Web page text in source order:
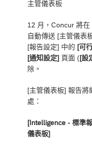
主管儀表板
12 月，Concur 將
自動傳送 [主管儀表
[報告設定] 中的 [可
[通知設定] 頁面 ([設
除。
[主管儀表板] 報告
處：
[Intelligence - 標準
儀表板]